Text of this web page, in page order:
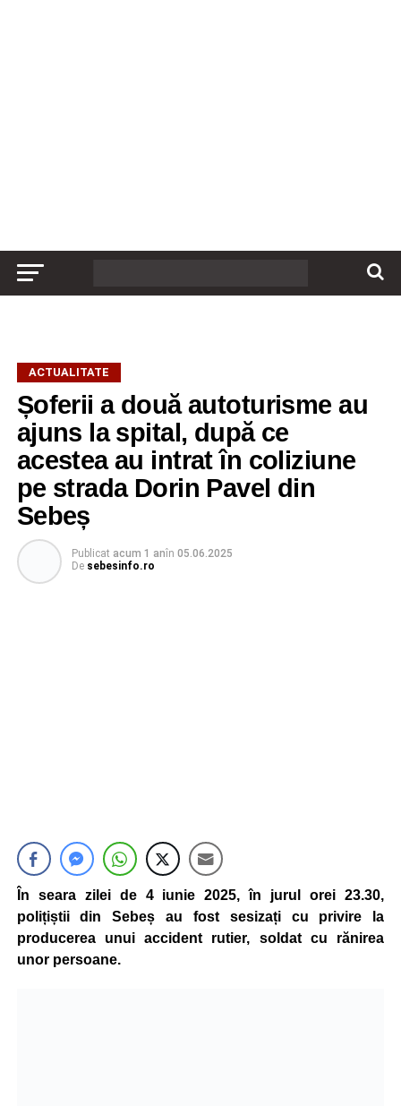
ACTUALITATE
Șoferii a două autoturisme au
ajuns la spital, după ce
acestea au intrat în coliziune
pe strada Dorin Pavel din
Sebeș
Publicat acum 1 anîn 05.06.2025
De sebesinfo.ro
În seara zilei de 4 iunie 2025, în jurul orei 23.30,
polițiștii din Sebeș au fost sesizați cu privire la
producerea unui accident rutier, soldat cu rănirea
unor persoane.